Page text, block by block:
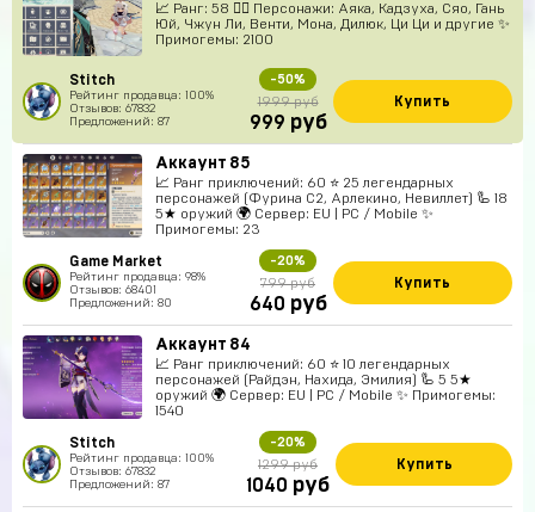
📈 Ранг: 58 🧍‍♀️ Персонажи: Аяка, Кадзуха, Сяо, Гань
Юй, Чжун Ли, Венти, Мона, Дилюк, Ци Ци и другие ✨
Примогемы: 2100
Stitch
Рейтинг продавца: 100%
Отзывов: 67832
Предложений: 87
-50%
1999 руб
999 руб
Купить
Аккаунт 85
📈 Ранг приключений: 60 ⭐ 25 легендарных
персонажей (Фурина C2, Арлекино, Невиллет) 🦾 18
5★ оружий 🌍 Сервер: EU | PC / Mobile ✨
Примогемы: 23
Game Market
Рейтинг продавца: 98%
Отзывов: 68401
Предложений: 80
-20%
799 руб
640 руб
Купить
Аккаунт 84
📈 Ранг приключений: 60 ⭐ 10 легендарных
персонажей (Райдэн, Нахида, Эмилия) 🦾 5 5★
оружий 🌍 Сервер: EU | PC / Mobile ✨ Примогемы:
1540
Stitch
Рейтинг продавца: 100%
Отзывов: 67832
Предложений: 87
-20%
1299 руб
1040 руб
Купить